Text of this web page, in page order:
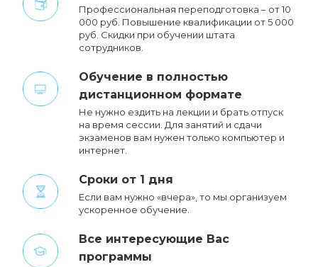
Профессиональная переподготовка – от 10
000 руб. Повышение квалификации от 5 000
руб. Cкидки при обучении штата
сотрудников.
Обучение в полностью
дистанционном формате
Не нужно ездить на лекции и брать отпуск
на время сессии. Для занятий и сдачи
экзаменов вам нужен только компьютер и
интернет.
Сроки от 1 дня
Если вам нужно «вчера», то мы организуем
ускоренное обучение.
Все интересующие Вас
программы